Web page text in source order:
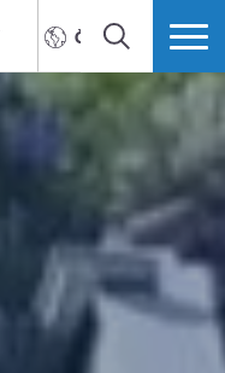
ČEŠTINA
HLEDAT VÍCE